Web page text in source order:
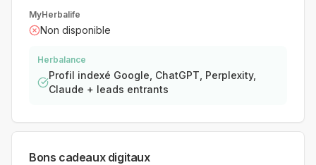
MyHerbalife
Non disponible
Herbalance
Profil indexé Google, ChatGPT, Perplexity,
Claude + leads entrants
Bons cadeaux digitaux